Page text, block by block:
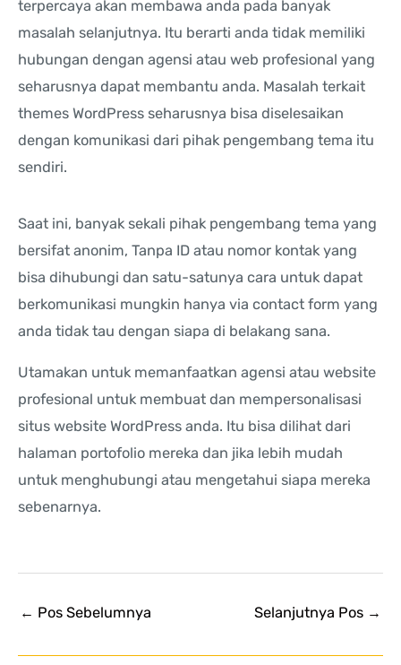
terpercaya akan membawa anda pada banyak
masalah selanjutnya. Itu berarti anda tidak memiliki
hubungan dengan agensi atau web profesional yang
seharusnya dapat membantu anda. Masalah terkait
themes WordPress seharusnya bisa diselesaikan
dengan komunikasi dari pihak pengembang tema itu
sendiri.
Saat ini, banyak sekali pihak pengembang tema yang
bersifat anonim, Tanpa ID atau nomor kontak yang
bisa dihubungi dan satu-satunya cara untuk dapat
berkomunikasi mungkin hanya via contact form yang
anda tidak tau dengan siapa di belakang sana.
Utamakan untuk memanfaatkan agensi atau website
profesional untuk membuat dan mempersonalisasi
situs website WordPress anda. Itu bisa dilihat dari
halaman portofolio mereka dan jika lebih mudah
untuk menghubungi atau mengetahui siapa mereka
sebenarnya.
← Pos Sebelumnya Selanjutnya Pos →